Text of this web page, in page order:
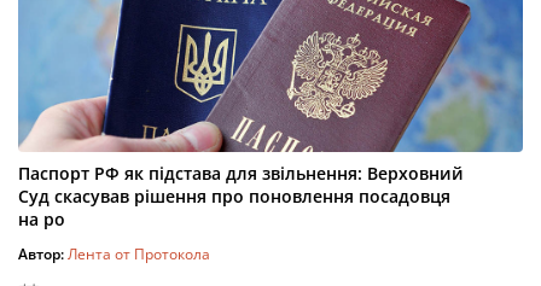
Паспорт РФ як підстава для звільнення: Верховний
Суд скасував рішення про поновлення посадовця
на ро
Автор:Лента от Протокола